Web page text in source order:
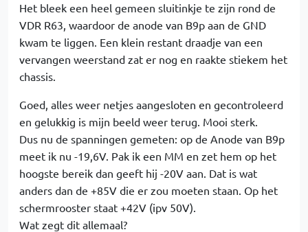
Het bleek een heel gemeen sluitinkje te zijn rond de
VDR R63, waardoor de anode van B9p aan de GND
kwam te liggen. Een klein restant draadje van een
vervangen weerstand zat er nog en raakte stiekem het
chassis.
Goed, alles weer netjes aangesloten en gecontroleerd
en gelukkig is mijn beeld weer terug. Mooi sterk.
Dus nu de spanningen gemeten: op de Anode van B9p
meet ik nu -19,6V. Pak ik een MM en zet hem op het
hoogste bereik dan geeft hij -20V aan. Dat is wat
anders dan de +85V die er zou moeten staan. Op het
schermrooster staat +42V (ipv 50V).
Wat zegt dit allemaal?